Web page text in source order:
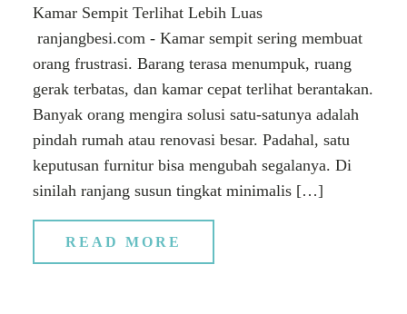
Kamar Sempit Terlihat Lebih Luas
ranjangbesi.com - Kamar sempit sering membuat
orang frustrasi. Barang terasa menumpuk, ruang
gerak terbatas, dan kamar cepat terlihat berantakan.
Banyak orang mengira solusi satu-satunya adalah
pindah rumah atau renovasi besar. Padahal, satu
keputusan furnitur bisa mengubah segalanya. Di
sinilah ranjang susun tingkat minimalis […]
READ MORE